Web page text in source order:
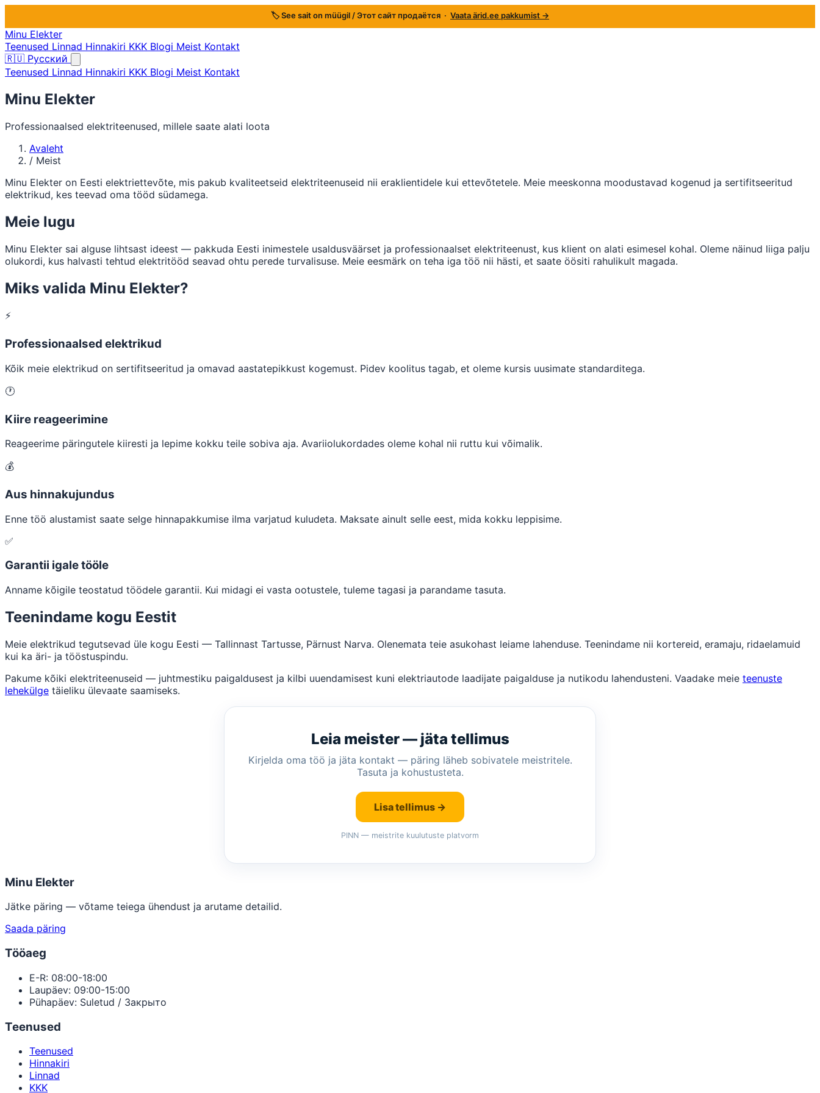
🏷️ See sait on müügil / Этот сайт продаётся · Vaata ärid.ee pakkumist →
Minu Elekter
Teenused Linnad Hinnakiri KKK Blogi Meist Kontakt
🇷🇺 Русский
Teenused Linnad Hinnakiri KKK Blogi Meist Kontakt
Minu Elekter
Professionaalsed elektriteenused, millele saate alati loota
Avaleht
/ Meist
Minu Elekter on Eesti elektriettevõte, mis pakub kvaliteetseid elektriteenuseid nii eraklientidele kui ettevõtetele. Meie meeskonna moodustavad kogenud ja sertifitseeritud
elektrikud, kes teevad oma tööd südamega.
Meie lugu
Minu Elekter sai alguse lihtsast ideest — pakkuda Eesti inimestele usaldusväärset ja professionaalset elektriteenust, kus klient on alati esimesel kohal. Oleme näinud liiga palju
olukordi, kus halvasti tehtud elektritööd seavad ohtu perede turvalisuse. Meie eesmärk on teha iga töö nii hästi, et saate öösiti rahulikult magada.
Miks valida Minu Elekter?
⚡
Professionaalsed elektrikud
Kõik meie elektrikud on sertifitseeritud ja omavad aastatepikkust kogemust. Pidev koolitus tagab, et oleme kursis uusimate standarditega.
🕐
Kiire reageerimine
Reageerime päringutele kiiresti ja lepime kokku teile sobiva aja. Avariiolukordades oleme kohal nii ruttu kui võimalik.
💰
Aus hinnakujundus
Enne töö alustamist saate selge hinnapakkumise ilma varjatud kuludeta. Maksate ainult selle eest, mida kokku leppisime.
✅
Garantii igale tööle
Anname kõigile teostatud töödele garantii. Kui midagi ei vasta ootustele, tuleme tagasi ja parandame tasuta.
Teenindame kogu Eestit
Meie elektrikud tegutsevad üle kogu Eesti — Tallinnast Tartusse, Pärnust Narva. Olenemata teie asukohast leiame lahenduse. Teenindame nii kortereid, eramaju, ridaelamuid
kui ka äri- ja tööstuspindu.
Pakume kõiki elektriteenuseid — juhtmestiku paigaldusest ja kilbi uuendamisest kuni elektriautode laadijate paigalduse ja nutikodu lahendusteni. Vaadake meie teenuste
lehekülge täieliku ülevaate saamiseks.
Leia meister — jäta tellimus
Kirjelda oma töö ja jäta kontakt — päring läheb sobivatele meistritele.
Tasuta ja kohustusteta.
Lisa tellimus →
PINN — meistrite kuulutuste platvorm
Minu Elekter
Jätke päring — võtame teiega ühendust ja arutame detailid.
Saada päring
Tööaeg
E-R: 08:00-18:00
Laupäev: 09:00-15:00
Pühapäev: Suletud / Закрыто
Teenused
Teenused
Hinnakiri
Linnad
KKK